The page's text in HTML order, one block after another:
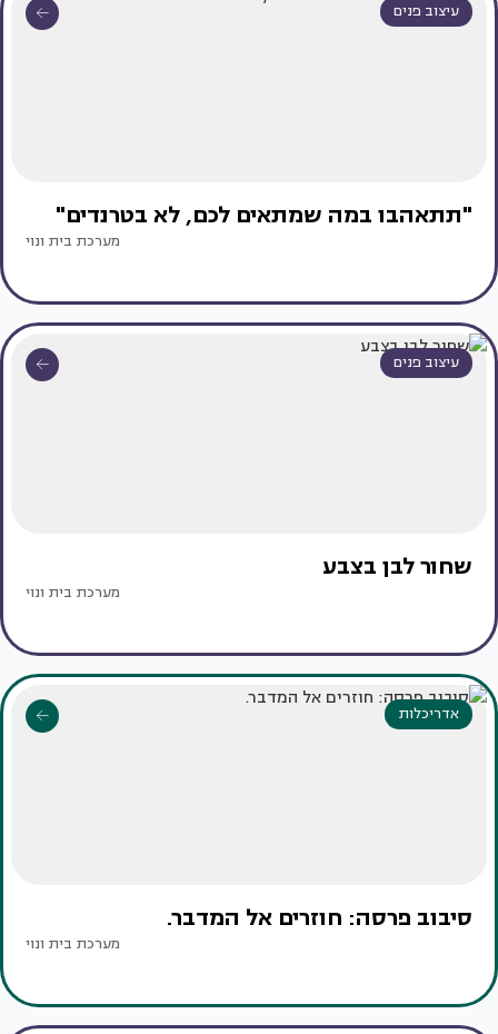
עיצוב פנים
"תתאהבו במה שמתאים לכם, לא בטרנדים"
מערכת בית ונוי
עיצוב פנים
שחור לבן בצבע
מערכת בית ונוי
אדריכלות
סיבוב פרסה: חוזרים אל המדבר.
מערכת בית ונוי